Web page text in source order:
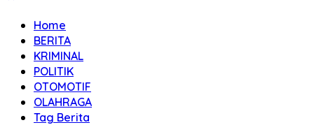
Home
BERITA
KRIMINAL
POLITIK
OTOMOTIF
OLAHRAGA
Tag Berita